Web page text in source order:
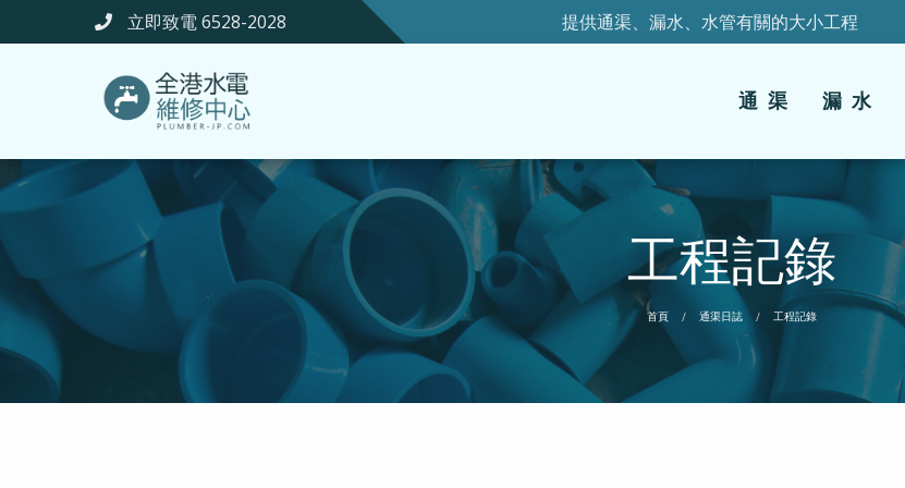
立即致電 6528-2028 提供通渠、漏水、水管有關的大小工程
通 渠 漏 水
工程記錄
首頁 通渠日誌 工程記錄